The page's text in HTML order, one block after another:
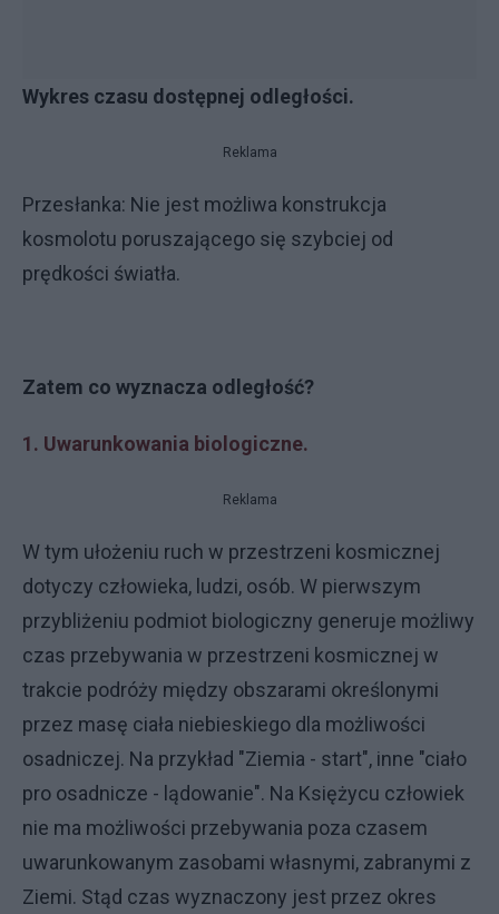
Wykres czasu dostępnej odległości.
Reklama
Przesłanka: Nie jest możliwa konstrukcja
kosmolotu poruszającego się szybciej od
prędkości światła.
Zatem co wyznacza odległość?
1. Uwarunkowania biologiczne.
Reklama
W tym ułożeniu ruch w przestrzeni kosmicznej
dotyczy człowieka, ludzi, osób. W pierwszym
przybliżeniu podmiot biologiczny generuje możliwy
czas przebywania w przestrzeni kosmicznej w
trakcie podróży między obszarami określonymi
przez masę ciała niebieskiego dla możliwości
osadniczej. Na przykład "Ziemia - start", inne "ciało
pro osadnicze - lądowanie". Na Księżycu człowiek
nie ma możliwości przebywania poza czasem
uwarunkowanym zasobami własnymi, zabranymi z
Ziemi. Stąd czas wyznaczony jest przez okres